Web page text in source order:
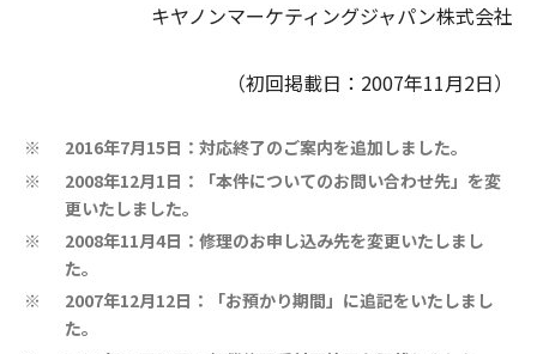
キヤノンマーケティングジャパン株式会社
（初回掲載日：2007年11月2日）
※ 2016年7月15日：対応終了のご案内を追加しました。
※
2008年12月1日：「本件についてのお問い合わせ先」を変
更いたしました。
※
2008年11月4日：修理のお申し込み先を変更いたしまし
た。
※
2007年12月12日：「お預かり期間」に追記をいたしまし
た。